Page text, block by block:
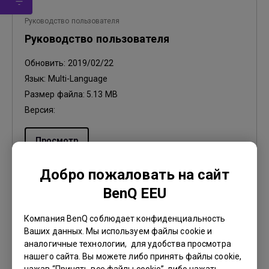
Добро пожаловать на сайт
BenQ EEU
Компания BenQ соблюдает конфиденциальность
Ваших данных. Мы используем файлы cookie и
аналогичные технологии, для удобства просмотра
нашего сайта. Вы можете либо принять файлы cookie,
Руководство пользователя
Руководство пользователя
Обновить: 2019/02/22
Язык: Multi-Language
Размер файла: 5.13 MB
Версия:
Просмотр
Руководство пользователя
User Manual
Обновить:2021/07/01